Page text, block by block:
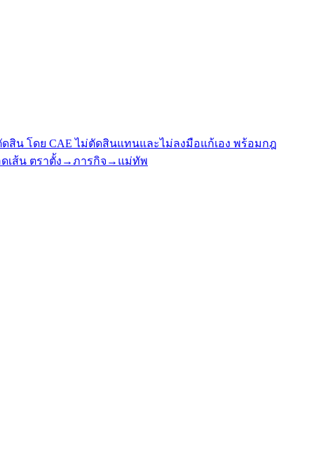
ดสิน โดย CAE ไม่ตัดสินแทนและไม่ลงมือแก้เอง พร้อมกฎ
อดเส้น ตราตั้ง→ภารกิจ→แม่ทัพ